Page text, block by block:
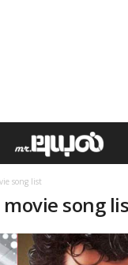
song list
song